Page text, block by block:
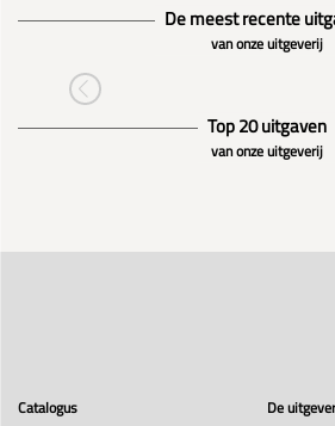
De meest recente
van onze uitgeverij
Top 20 uitgaven
van onze uitgeverij
Catalogus
De